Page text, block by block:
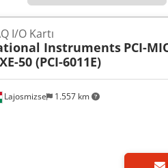
Lajosmizse 1.557 km
I/O Kartı
Instruments PCI-
50 (PCI-6011E)